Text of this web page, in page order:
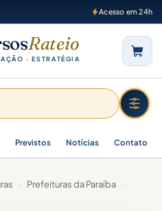
Acesso em 24h
Rateio
· ESTRATÉGIA
Previstos Notícias Contato
› Prefeituras da Paraíba ›